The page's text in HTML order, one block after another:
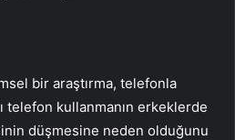
bir araştırma, telefonla
telefon kullanmanın erkeklerde
düşmesine neden olduğunu